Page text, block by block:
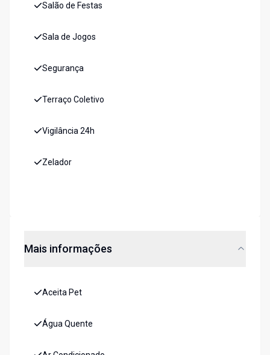
Salão de Festas
Sala de Jogos
Segurança
Terraço Coletivo
Vigilância 24h
Zelador
Mais informações
Aceita Pet
Água Quente